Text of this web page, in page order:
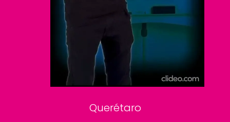
DeDinero
Confabulario
Aviso Oportuno
Consultas
Querétaro